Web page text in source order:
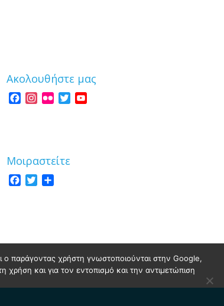
Ακολουθήστε μας
Facebook
Instagram
FlickrTwitterYouTube
Μοιραστείτε
Facebook
TwitterShare
ο παράγοντας χρήστη γνωστοποιούνται στην Google,
χρήση και για τον εντοπισμό και την αντιμετώπιση